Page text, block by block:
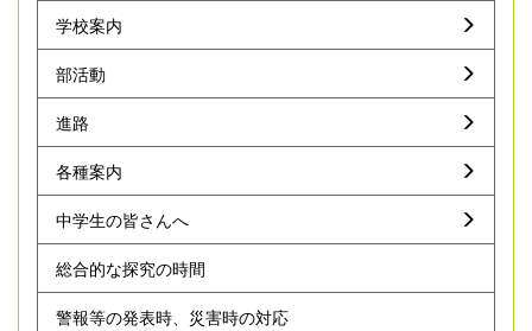
学校案内
部活動
進路
各種案内
中学生の皆さんへ
総合的な探究の時間
警報等の発表時、災害時の対応